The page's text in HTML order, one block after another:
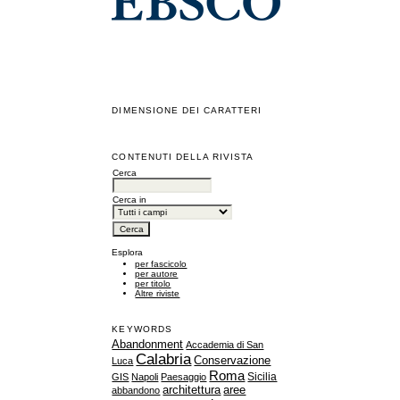
DIMENSIONE DEI CARATTERI
CONTENUTI DELLA RIVISTA
Cerca
Cerca in
Esplora
per fascicolo
per autore
per titolo
Altre riviste
KEYWORDS
Abandonment Accademia di San
Luca Calabria Conservazione
GIS Napoli Paesaggio Roma Sicilia
abbandono architettura aree